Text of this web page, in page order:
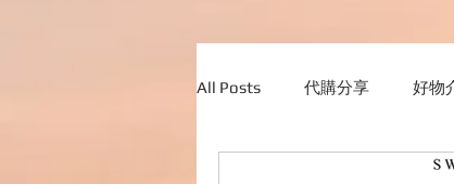
All Posts 代購分享 好物